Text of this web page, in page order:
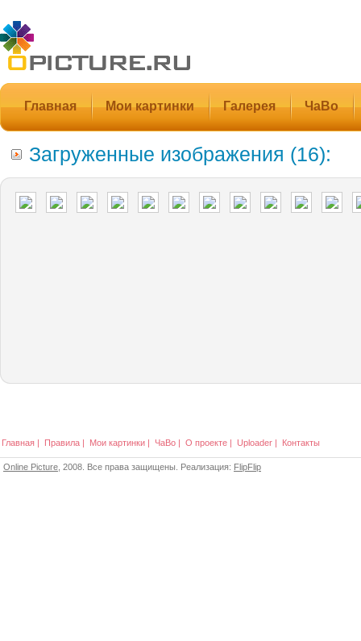
Главная Мои картинки Галерея ЧаВо
Загруженные изображения (16):
Главная | Правила | Мои картинки | ЧаВо | О проекте | Uploader | Контакты
Online Picture , 2008. Все права защищены. Реализация: FlipFlip